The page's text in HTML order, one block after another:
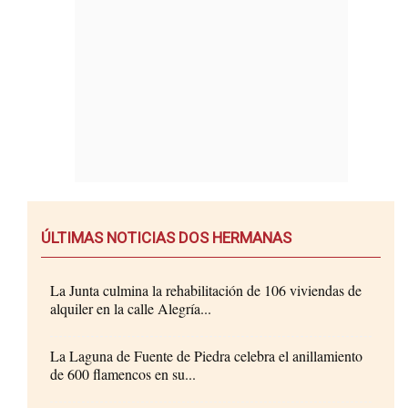
ÚLTIMAS NOTICIAS DOS HERMANAS
La Junta culmina la rehabilitación de 106 viviendas de
alquiler en la calle Alegría...
La Laguna de Fuente de Piedra celebra el anillamiento
de 600 flamencos en su...